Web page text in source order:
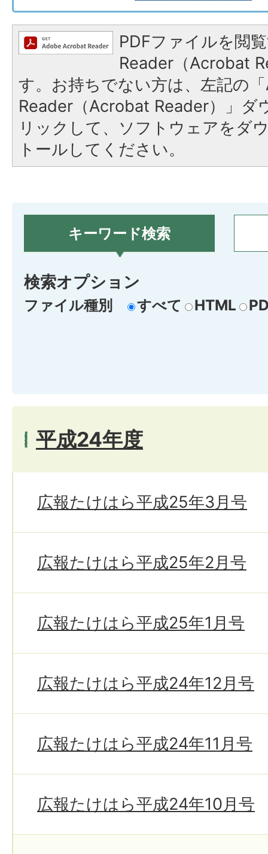
PDFファイルを閲
Reader（Acrobat
す。お持ちでない方は、左記の
Reader（Acrobat Reader）」ダ
リックして、ソフトウェアをダ
トールしてください。
キーワード検索
検索オプション
ファイル種別 すべて HTML
平成24年度
広報たけはら平成25年3月号
広報たけはら平成25年2月号
広報たけはら平成25年1月号
広報たけはら平成24年12月号
広報たけはら平成24年11月号
広報たけはら平成24年10月号